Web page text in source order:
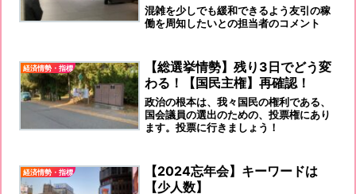
混雑を少しでも緩和できるよう友引の稼
働を周知したいとの担当者のコメント
経済情勢・指標
【総選挙情勢】残り3日でどう変
わる！【国民主権】再確認！
政治の根本は、我々国民の権利である、
国会議員の選出のための、投票権にあり
ます。投票に行きましょう！
経済情勢・指標
【2024忘年会】キーワードは
【少人数】